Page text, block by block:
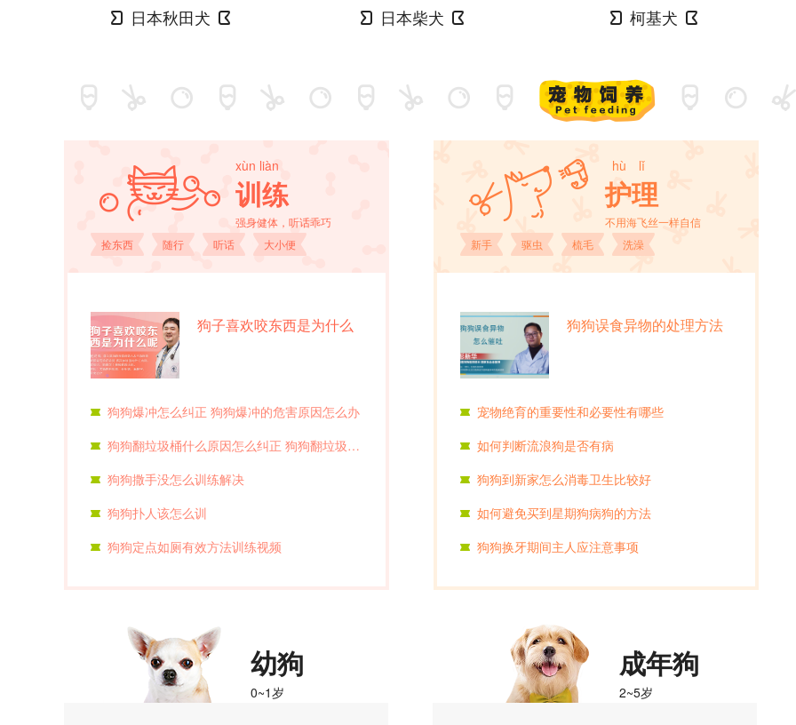
日本秋田犬 日本柴犬 柯基犬
xùn liàn
训练
强身健体，听话乖巧
捡东西
随行 听话 大小便
狗子喜欢咬东西是为什么
狗狗爆冲怎么纠正 狗狗爆冲的危害原因怎么办
狗狗翻垃圾桶什么原因怎么纠正 狗狗翻垃圾桶怎么教育
狗狗撒手没怎么训练解决
狗狗扑人该怎么训
狗狗定点如厕有效方法训练视频
hù lǐ
护理
不用海飞丝一样自信
新手
驱虫 梳毛 洗澡
狗狗误食异物的处理方法
宠物绝育的重要性和必要性有哪些
如何判断流浪狗是否有病
狗狗到新家怎么消毒卫生比较好
如何避免买到星期狗病狗的方法
狗狗换牙期间主人应注意事项
幼狗
0~1岁
成年狗
2~5岁